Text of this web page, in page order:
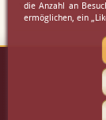
Virtueller Rundgang
die Anzahl an
ermöglichen, ein